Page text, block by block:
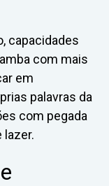
capacidades
com mais
em
palavras da
com pegada
lazer.